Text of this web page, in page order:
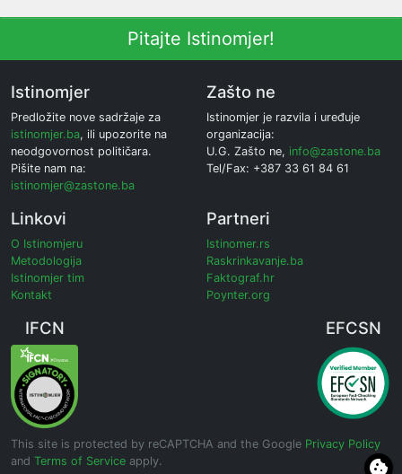
Pitajte Istinomjer!
Istinomjer
Predložite nove sadržaje za
istinomjer.ba, ili upozorite na
neodgovornost političara.
Pišite nam na:
istinomjer@zastone.ba
Zašto ne
Istinomjer je razvila i uređuje
organizacija:
U.G. Zašto ne, info@zastone.ba
Tel/Fax: +387 33 61 84 61
Linkovi
O Istinomjeru
Metodologija
Istinomjer tim
Kontakt
Partneri
Istinomer.rs
Raskrinkavanje.ba
Faktograf.hr
Poynter.org
IFCN EFCSN
This site is protected by reCAPTCHA and the Google Privacy Policy
and Terms of Service apply.